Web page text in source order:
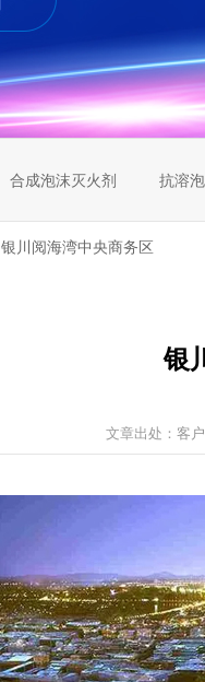
合成泡沫灭火剂 抗溶
银川阅海湾中央商务区
银
文章出处： 客